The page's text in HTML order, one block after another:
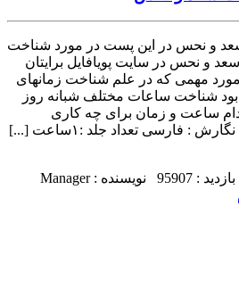
سعد و نحس در این پست در مورد شناخت
و نحس در سایت پویافایل برایتان
مورد مهمی که در علم شناخت زمانهای
بود شناخت ساعات مختلف شبانه روز
کدام ساعت و زمان برای چه کاری
بازدید : 95907
نویسنده : Manager